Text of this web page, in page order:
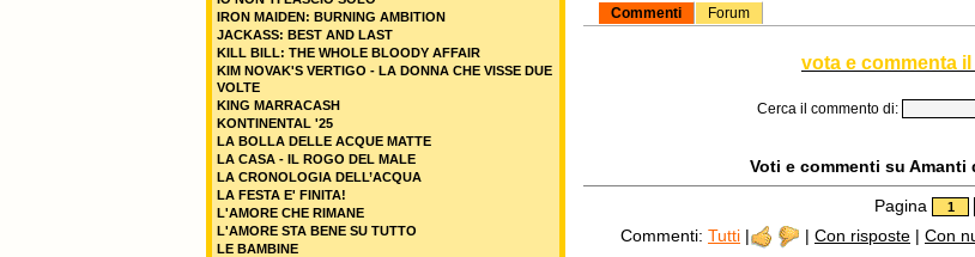
Commenti Forum
vota e commenta
Cerca il commento di:
Voti e commenti su
Pagina
Commenti: Tutti | | Con risposte | Con
IRON MAIDEN: BURNING AMBITION
JACKASS: BEST AND LAST
KILL BILL: THE WHOLE BLOODY AFFAIR
KIM NOVAK'S VERTIGO - LA DONNA CHE VISSE DUE
VOLTE
KING MARRACASH
KONTINENTAL '25
LA BOLLA DELLE ACQUE MATTE
LA CASA - IL ROGO DEL MALE
LA CRONOLOGIA DELL’ACQUA
LA FESTA E' FINITA!
L'AMORE CHE RIMANE
L'AMORE STA BENE SU TUTTO
LE BAMBINE